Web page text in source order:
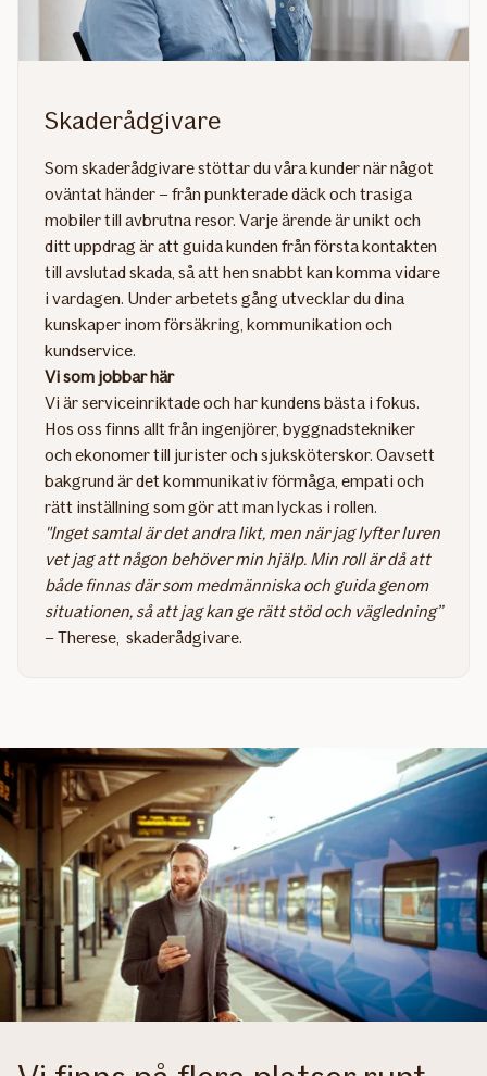
Skaderådgivare
Som skaderådgivare stöttar du våra kunder när något
oväntat händer – från punkterade däck och trasiga
mobiler till avbrutna resor. Varje ärende är unikt och
ditt uppdrag är att guida kunden från första kontakten
till avslutad skada, så att hen snabbt kan komma vidare
i vardagen. Under arbetets gång utvecklar du dina
kunskaper inom försäkring, kommunikation och
kundservice.
Vi som jobbar här​
Vi är serviceinriktade och har kundens bästa i fokus.
Hos oss finns allt från ingenjörer, byggnadstekniker
och ekonomer till jurister och sjuksköterskor. Oavsett
bakgrund är det kommunikativ förmåga, empati och
rätt inställning som gör att man lyckas i rollen.​
"Inget samtal är det andra likt, men när jag lyfter luren
vet jag att någon behöver min hjälp. Min roll är då att
både finnas där som medmänniska och guida genom
situationen, så att jag kan ge rätt stöd och vägledning”
– Therese, skaderådgivare​.